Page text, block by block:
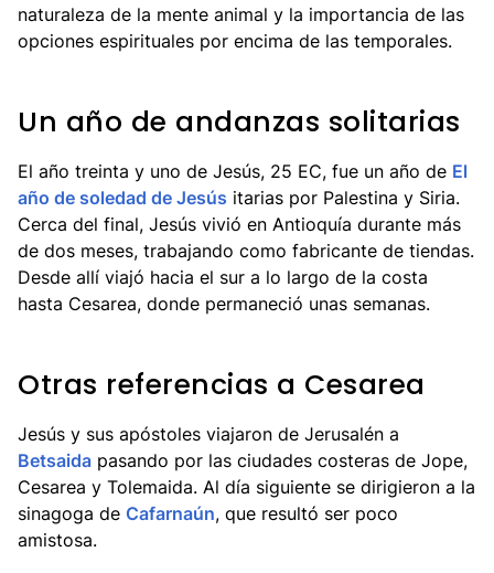
naturaleza de la mente animal y la importancia de las
opciones espirituales por encima de las temporales.
Un año de andanzas solitarias
El año treinta y uno de Jesús, 25 EC, fue un año de El
año de soledad de Jesús itarias por Palestina y Siria.
Cerca del final, Jesús vivió en Antioquía durante más
de dos meses, trabajando como fabricante de tiendas.
Desde allí viajó hacia el sur a lo largo de la costa
hasta Cesarea, donde permaneció unas semanas.
Otras referencias a Cesarea
Jesús y sus apóstoles viajaron de Jerusalén a
Betsaida pasando por las ciudades costeras de Jope,
Cesarea y Tolemaida. Al día siguiente se dirigieron a la
sinagoga de Cafarnaún, que resultó ser poco
amistosa.